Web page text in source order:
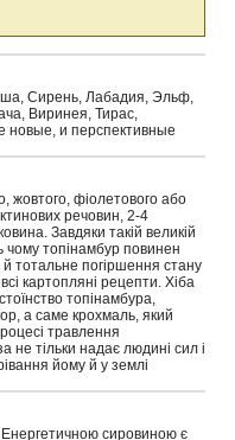
Сирень, Лабадия, Эльф,
Виринея, Тирас,
новые, и перспективные
жовтого, фіолетового або
речовин, 2-4
Завдяки такій великій
чому топінамбур повинен
тотальне погіршення стану
картопляні рецепти. Хіба
топінамбура,
а саме крохмаль, який
травлення
не тільки надає людині сил і
йому й у землі
Енергетичною сировиною є